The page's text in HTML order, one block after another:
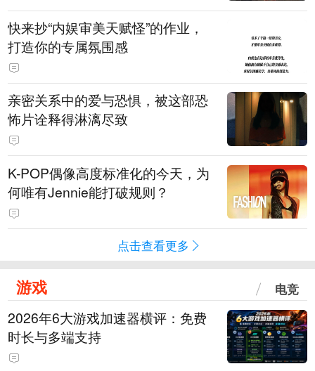
快来抄“内娱审美天赋怪”的作业，
打造你的专属氛围感
亲密关系中的爱与恐惧，被这部恐
怖片诠释得淋漓尽致
K-POP偶像高度标准化的今天，为
何唯有Jennie能打破规则？
点击查看更多
游戏 电竞
2026年6大游戏加速器横评：免费
时长与多端支持